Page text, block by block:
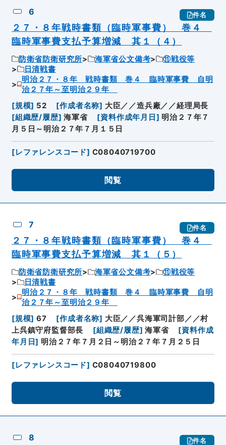
6 件名
２７・８年戦時書類（臨時軍事費） 巻４
臨時軍事費支払予算増減 其１（４）
防衛省防衛研究所 海軍省公文備考
⑪戦役等
日清戦書
明治２７・８年 戦時書類 巻４ 臨時軍事費 自明
治２７年～至明治２９年
[規模] 52 [作成者名称] 大臣／／造兵廠／／経理局長
[組織歴/履歴] 海軍省 [資料作成年月日 ] 明治２７年７
月５日～明治２７年７月１５日
[レファレンスコード] C08040719700
閲覧
7 件名
２７・８年戦時書類（臨時軍事費） 巻４
臨時軍事費支払予算増減 其１（５）
防衛省防衛研究所 海軍省公文備考
⑪戦役等
日清戦書
明治２７・８年 戦時書類 巻４ 臨時軍事費 自明
治２７年～至明治２９年
[規模] 67 [作成者名称] 大臣／／呉海軍司計部／／村
上呉鎮守府監督部長
[組織歴/履歴] 海軍省 [資料作成
年月日] 明治２７年７月２日～明治２７年７月２５日
[レファレンスコード] C08040719800
閲覧
8 件名